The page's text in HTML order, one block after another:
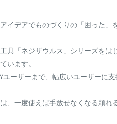
イデアでものづくりの「困った」
具「ネジザウルス」シリーズをは
います。
ーザーまで、幅広いユーザーに支
、一度使えば手放せなくなる頼れ